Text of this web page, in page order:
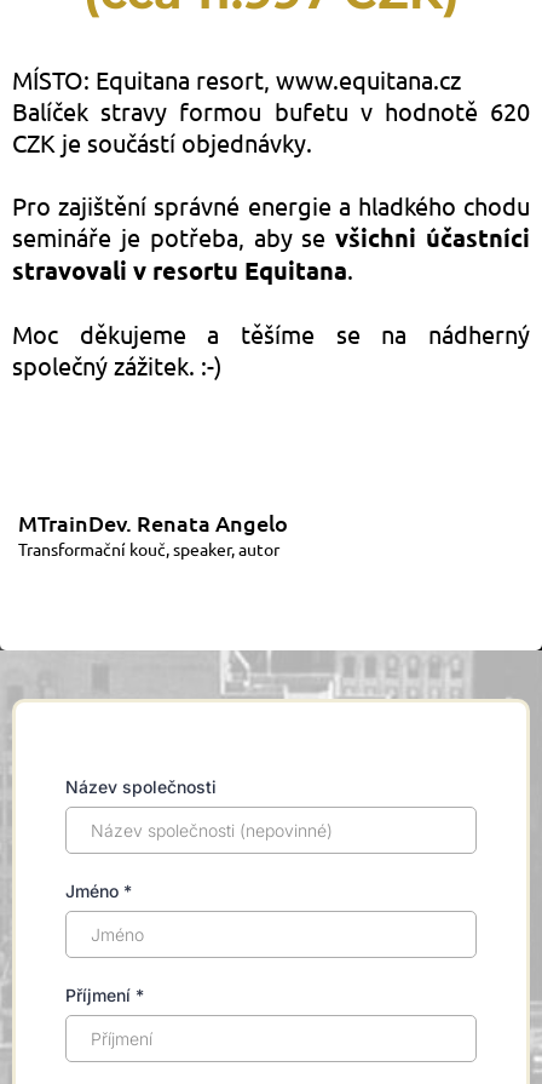
MÍSTO: Equitana resort, www.equitana.cz
Balíček stravy formou bufetu v hodnotě 620
CZK je součástí objednávky.
Pro zajištění správné energie a hladkého chodu
semináře je potřeba, aby sevšichni účastníci
stravovali v resortu Equitana.
Moc děkujeme a těšíme se na nádherný
společný zážitek. :-)
MTrainDev. Renata Angelo
Transformační kouč, speaker, autor
Název společnosti
Jméno *
Příjmení *